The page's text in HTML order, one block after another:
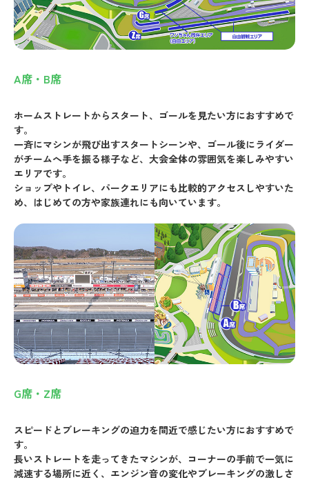
A席・B席
ホームストレートからスタート、ゴールを見たい方におすすめで
す。
一斉にマシンが飛び出すスタートシーンや、ゴール後にライダー
がチームへ手を振る様子など、大会全体の雰囲気を楽しみやすい
エリアです。
ショップやトイレ、パークエリアにも比較的アクセスしやすいた
め、はじめての方や家族連れにも向いています。
G席・Z席
スピードとブレーキングの迫力を間近で感じたい方におすすめで
す。
長いストレートを走ってきたマシンが、コーナーの手前で一気に
減速する場所に近く、エンジン音の変化やブレーキングの激しさ